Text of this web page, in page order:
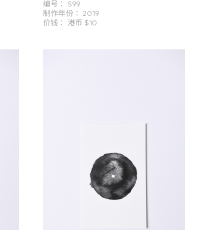
编号： S99
制作年份： 2019
价钱： 港币 $10